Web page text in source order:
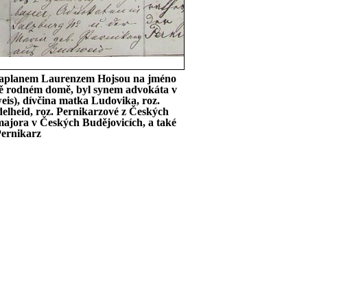
Laurenzem Hojsou na jméno
domě, byl synem advokáta v
dívčina matka Ludovika, roz.
roz. Pernikarzové z Českých
v Českých Budějovicích, a také